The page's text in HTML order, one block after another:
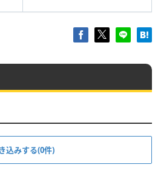
込みする(0件)